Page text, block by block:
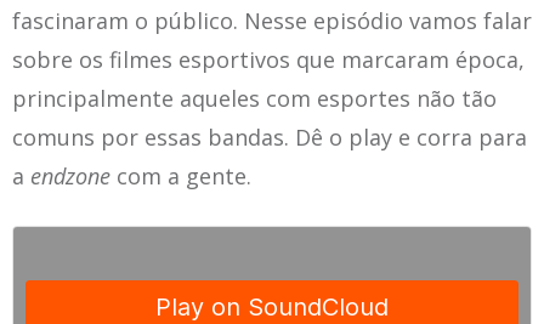
fascinaram o público. Nesse episódio vamos falar
sobre os filmes esportivos que marcaram época,
principalmente aqueles com esportes não tão
comuns por essas bandas. Dê o play e corra para
a endzone com a gente.